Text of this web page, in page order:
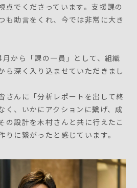
点でくださっています。支援課の
も助言をくれ、今では非常に大き
月から「課の一員」として、組織
ら深く入り込ませていただきまし
さんに「分析レポートを出して終
く、いかにアクションに繋げ、成
の設計を木村さんと共に行えたこ
りに繋がったと感じています。